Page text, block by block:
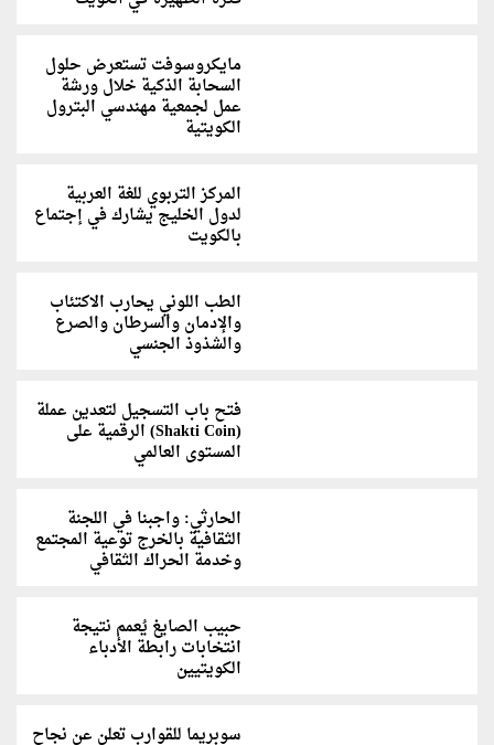
مايكروسوفت تستعرض حلول
السحابة الذكية خلال ورشة
عمل لجمعية مهندسي البترول
الكويتية
المركز التربوي للغة العربية
لدول الخليج يشارك في إجتماع
بالكويت
الطب اللوني يحارب الاكتئاب
والإدمان والسرطان والصرع
والشذوذ الجنسي
‫فتح باب التسجيل لتعدين عملة
(Shakti Coin) الرقمية على
المستوى العالمي
الحارثي: واجبنا في اللجنة
الثقافية بالخرج توعية المجتمع
وخدمة الحراك الثقافي
حبيب الصايغ يُعمم نتيجة
انتخابات رابطة الأدباء
الكويتيين
سوبريما للقوارب تعلن عن نجاح